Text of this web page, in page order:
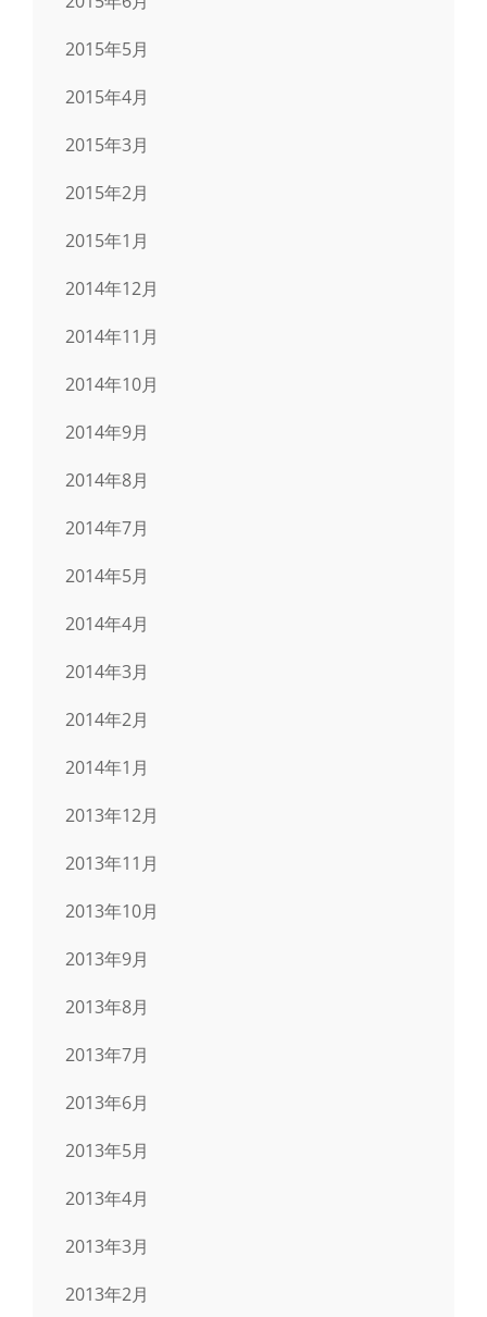
2015年5月
2015年4月
2015年3月
2015年2月
2015年1月
2014年12月
2014年11月
2014年10月
2014年9月
2014年8月
2014年7月
2014年5月
2014年4月
2014年3月
2014年2月
2014年1月
2013年12月
2013年11月
2013年10月
2013年9月
2013年8月
2013年7月
2013年6月
2013年5月
2013年4月
2013年3月
2013年2月